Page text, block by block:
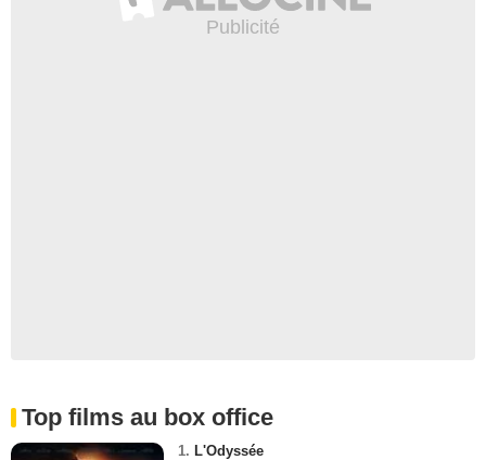
Top films au box office
1. L'Odyssée